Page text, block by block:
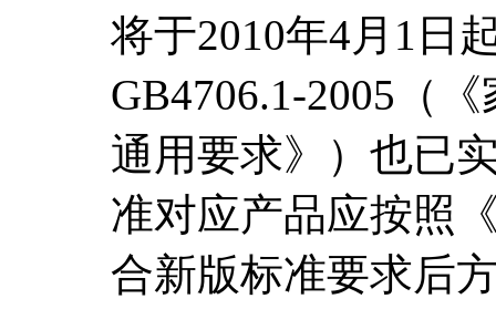
将于2010年4月1日
GB4706.1-2005（
通用要求》）也已
准对应产品应按照
合新版标准要求后